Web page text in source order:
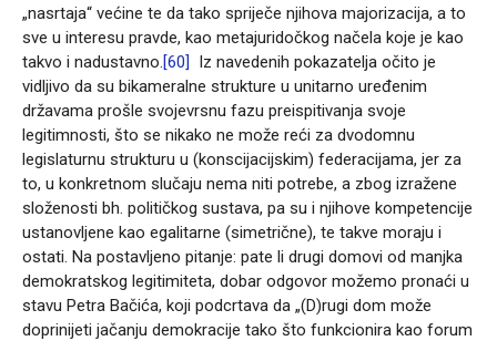
„nasrtaja“ većine te da tako spriječe njihova majorizacija, a to
sve u interesu pravde, kao metajuridočkog načela koje je kao
takvo i nadustavno. [60]
Iz navedenih pokazatelja očito je
vidljivo da su bikameralne strukture u unitarno uređenim
državama prošle svojevrsnu fazu preispitivanja svoje
legitimnosti, što se nikako ne može reći za dvodomnu
legislaturnu strukturu u (konscijacijskim) federacijama, jer za
to, u konkretnom slučaju nema niti potrebe, a zbog izražene
složenosti bh. političkog sustava, pa su i njihove kompetencije
ustanovljene kao egalitarne (simetrične), te takve moraju i
ostati. Na postavljeno pitanje: pate li drugi domovi od manjka
demokratskog legitimiteta, dobar odgovor možemo pronaći u
stavu Petra Bačića, koji podcrtava da „(D)rugi dom može
doprinijeti jačanju demokracije tako što funkcionira kao forum